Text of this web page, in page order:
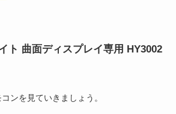
ト 曲面ディスプレイ専用 HY3002
ンを見ていきましょう。